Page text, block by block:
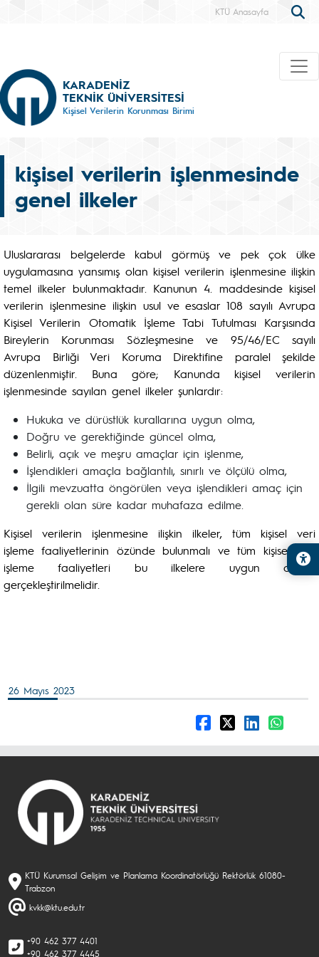
KTÜ Anasayfa
KARADENİZ
TEKNİK ÜNİVERSİTESİ
Kişisel Verilerin Korunması Birimi
kişisel verilerin işlenmesinde
genel ilkeler
Uluslararası belgelerde kabul görmüş ve pek çok ülke
uygulamasına yansımış olan kişisel verilerin işlenmesine ilişkin
temel ilkeler bulunmaktadır. Kanunun 4. maddesinde kişisel
verilerin işlenmesine ilişkin usul ve esaslar 108 sayılı Avrupa
Kişisel Verilerin Otomatik İşleme Tabi Tutulması Karşısında
Bireylerin Korunması Sözleşmesine ve 95/46/EC sayılı
Avrupa Birliği Veri Koruma Direktifine paralel şekilde
düzenlenmiştir. Buna göre; Kanunda kişisel verilerin
işlenmesinde sayılan genel ilkeler şunlardır:
Hukuka ve dürüstlük kurallarına uygun olma,
Doğru ve gerektiğinde güncel olma,
Belirli, açık ve meşru amaçlar için işlenme,
İşlendikleri amaçla bağlantılı, sınırlı ve ölçülü olma,
İlgili mevzuatta öngörülen veya işlendikleri amaç için
gerekli olan süre kadar muhafaza edilme.
Kişisel verilerin işlenmesine ilişkin ilkeler, tüm kişisel veri
işleme faaliyetlerinin özünde bulunmalı ve tüm kişisel veri
işleme faaliyetleri bu ilkelere uygun olarak
gerçekleştirilmelidir.
26 Mayıs 2023
KTÜ Kurumsal Gelişim ve Planlama Koordinatörlüğü Rektörlük 61080-
Trabzon
kvkk@ktu.edu.tr
+90 462 377 4401
+90 462 377 4445